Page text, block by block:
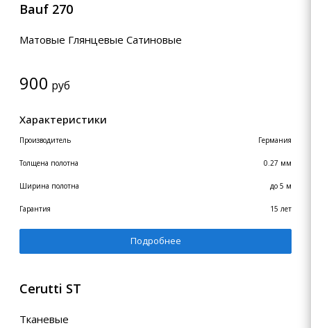
Bauf 270
Матовые Глянцевые Сатиновые
900 руб
Характеристики
Производитель Германия
Толщена полотна 0.27 мм
Ширина полотна до 5 м
Гарантия 15 лет
Подробнее
Cerutti ST
Тканевые